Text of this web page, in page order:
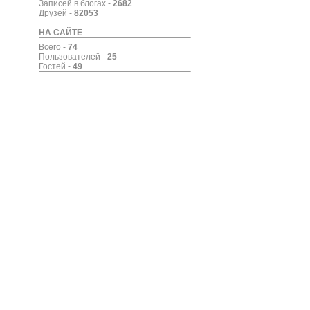
Записей в блогах - 2682
Друзей - 82053
НА САЙТЕ
Всего - 74
Пользователей - 25
Гостей - 49